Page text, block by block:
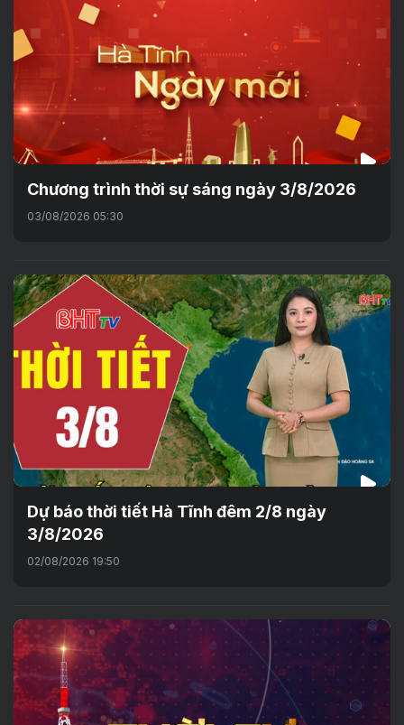
Chương trình thời sự sáng ngày 3/8/2026
03/08/2026 05:30
Dự báo thời tiết Hà Tĩnh đêm 2/8 ngày
3/8/2026
02/08/2026 19:50